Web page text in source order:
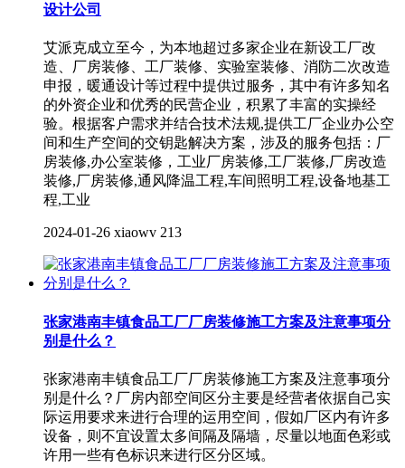
设计公司
艾派克成立至今，为本地超过多家企业在新设工厂改
造、厂房装修、工厂装修、实验室装修、消防二次改造
申报，暖通设计等过程中提供过服务，其中有许多知名
的外资企业和优秀的民营企业，积累了丰富的实操经
验。根据客户需求并结合技术法规,提供工厂企业办公空
间和生产空间的交钥匙解决方案，涉及的服务包括：厂
房装修,办公室装修，工业厂房装修,工厂装修,厂房改造
装修,厂房装修,通风降温工程,车间照明工程,设备地基工
程,工业
2024-01-26 xiaowv 213
张家港南丰镇食品工厂厂房装修施工方案及注意事项分
别是什么？
张家港南丰镇食品工厂厂房装修施工方案及注意事项分
别是什么？厂房内部空间区分主要是经营者依据自己实
际运用要求来进行合理的运用空间，假如厂区内有许多
设备，则不宜设置太多间隔及隔墙，尽量以地面色彩或
许用一些有色标识来进行区分区域。